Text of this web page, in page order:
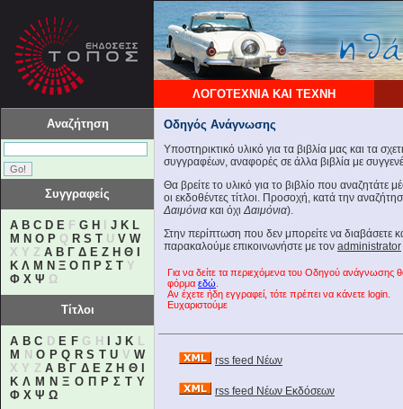
ΛΟΓΟΤΕΧΝΙΑ ΚΑΙ ΤΕΧΝΗ
Αναζήτηση
Συγγραφείς
A B C D E F G H J K L
M N O P Q R S T U V W
X Y Z Α Β Γ Δ Ε Ζ Η Θ
Κ Λ Μ Ν Ξ Ο Π Ρ Σ Τ Υ
Φ Χ Ψ Ω
Τίτλοι
A B C D E FG H J K L
M
N O P Q R S T U V W
X Y ZΑ Β Γ Δ Ε Ζ Η Θ
Κ Λ Μ Ν Ξ Ο Π Ρ Σ Τ Υ
Φ Χ Ψ Ω
Οδηγός Ανάγνωσης
Υποστηρικτικό υλικό για τα βιβλία μας και τα
συγγραφέων, αναφορές σε άλλα βιβλία με
Θα βρείτε το υλικό για το βιβλίο που αναζητάτε
οι εκδοθέντες τίτλοι. Προσοχή, κατά την
Δαιμόνια και όχιΔαιμόνια).
Στην περίπτωση που δεν μπορείτε να διαβάσετε
παρακαλούμε επικοινωνήστε με τον administrator
Για να δείτε τα περιεχόμενα του Οδηγού
φόρμα εδώ
Αν έχετε ήδη εγγραφεί, τότε πρέπει να κάνετε login.
Ευχαριστούμε
rss feed Νέων
rss feed Νέων Εκδόσεων